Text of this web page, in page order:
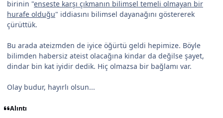
birinin "enseste karşı çıkmanın bilimsel temeli olmayan bir
hurafe olduğu" iddiasını bilimsel dayanağını göstererek
çürüttük.
Bu arada ateizmden de iyice öğürtü geldi hepimize. Böyle
bilimden habersiz ateist olacağına kindar da değilse şayet,
dindar bin kat iyidir dedik. Hiç olmazsa bir bağlamı var.
Olay budur, hayırlı olsun...
Alıntı